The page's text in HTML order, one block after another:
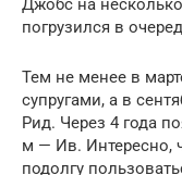
Джобс на
погрузился в
Тем не менее в
супругами, а в
Рид. Через 4 года
м — Ив. Интересно,
подолгу